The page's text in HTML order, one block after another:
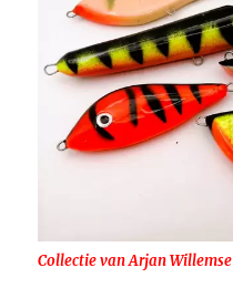
Collectie van Arjan Willemse